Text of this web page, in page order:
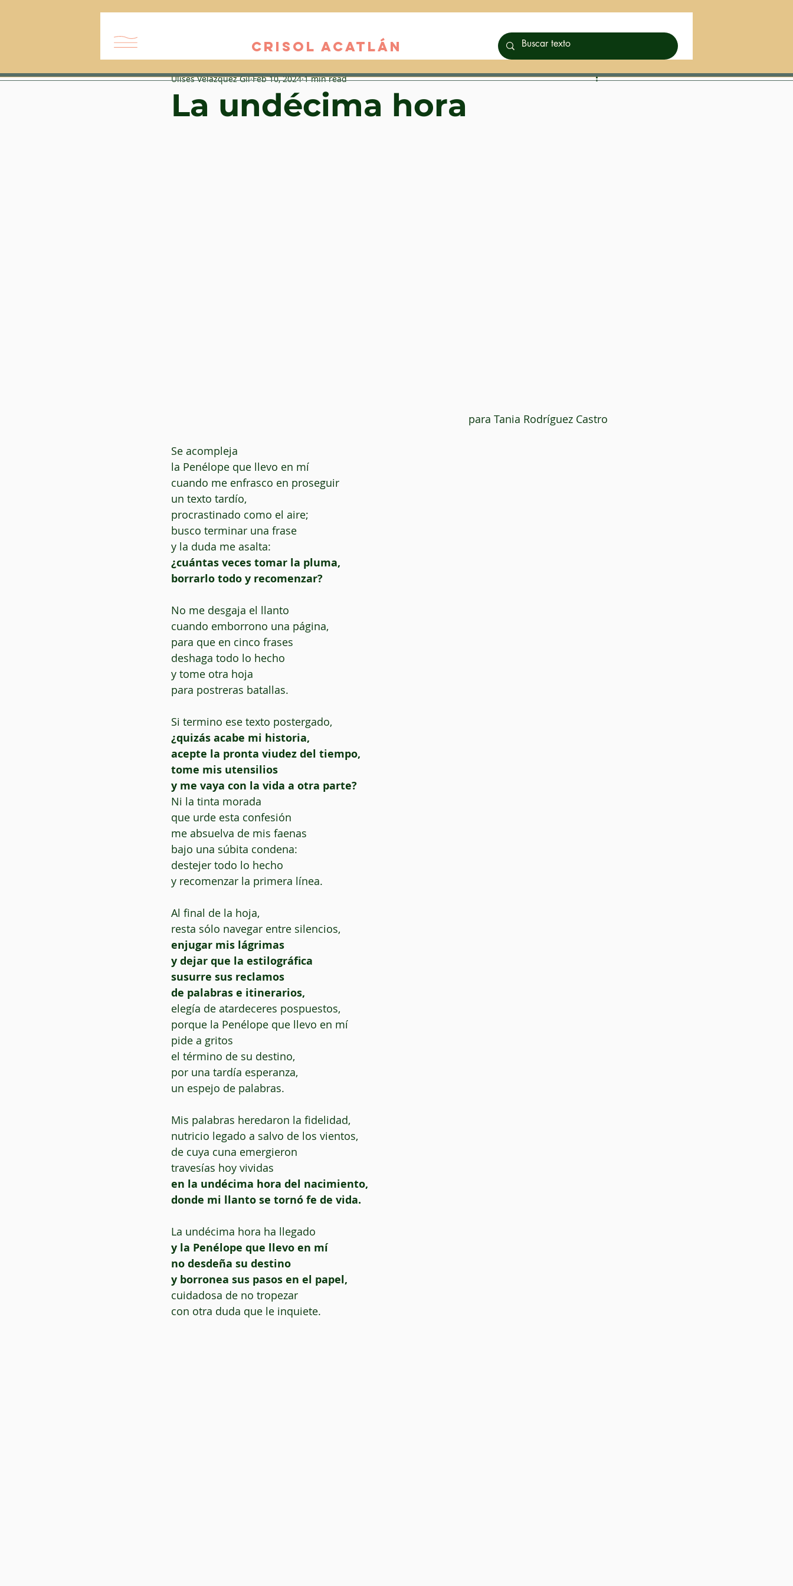
CRISOL ACATLáN
La undécima hora
Ulises Velázquez Gil Feb 10, 2024 1 min read
para Tania Rodríguez Castro
Se acompleja
la Penélope que llevo en mí
cuando me enfrasco en proseguir
un texto tardío,
procrastinado como el aire;
busco terminar una frase
y la duda me asalta:
¿cuántas veces tomar la pluma,
borrarlo todo y recomenzar?
No me desgaja el llanto
cuando emborrono una página,
para que en cinco frases
deshaga todo lo hecho
y tome otra hoja
para postreras batallas.
Si termino ese texto postergado,
¿quizás acabe mi historia,
acepte la pronta viudez del tiempo,
tome mis utensilios
y me vaya con la vida a otra parte?
Ni la tinta morada
que urde esta confesión
me absuelva de mis faenas
bajo una súbita condena:
destejer todo lo hecho
y recomenzar la primera línea.
Al final de la hoja,
resta sólo navegar entre silencios,
enjugar mis lágrimas
y dejar que la estilográfica
susurre sus reclamos
de palabras e itinerarios,
elegía de atardeceres pospuestos,
porque la Penélope que llevo en mí
pide a gritos
el término de su destino,
por una tardía esperanza,
un espejo de palabras.
Mis palabras heredaron la fidelidad,
nutricio legado a salvo de los vientos,
de cuya cuna emergieron
travesías hoy vividas
en la undécima hora del nacimiento,
donde mi llanto se tornó fe de vida.
La undécima hora ha llegado
y la Penélope que llevo en mí
no desdeña su destino
y borronea sus pasos en el papel,
cuidadosa de no tropezar
con otra duda que le inquiete.